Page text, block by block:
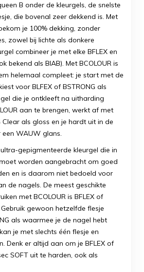
B onder de kleurgels, de snelste
die bovenal zeer dekkend is. Met
je 100% dekking, zonder
zowel bij lichte als donkere
combineer je met elke BFLEX en
bekend als BIAB). Met BCOLOUR is
helemaal compleet: je start met de
voor BLFEX of BSTRONG als
die je ontkleeft na uitharding
aan te brengen, werkt af met
Clear als gloss en je hardt uit in de
WAUW glans.
ultra-gepigmenteerde kleurgel die in
worden aangebracht om goed
en is daarom niet bedoeld voor
de nagels. De meest geschikte
met BCOLOUR is BFLEX of
Gebruik gewoon hetzelfde flesje
als waarmee je de nagel hebt
je met slechts één flesje en
Denk er altijd aan om je BFLEX of
SOFT uit te harden, ook als